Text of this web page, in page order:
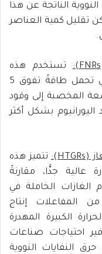
الناتجة عن هذا
تقليل كمية العناصر
FNRs
):تستخدم هذه
المفاعلات -كما أشرنا- النيترونات التي تحمل طاقةً تفوق 5
المخصبة إلى وقود
بشكل أكثر
HTGRs
): تتميز هذه
عالية جدًّا، مقارنةً
الغازات الخاملة في
المفاعلات إنتاج
الكبيرة المهدرة
احتياجات صناعات
النفايات النووية